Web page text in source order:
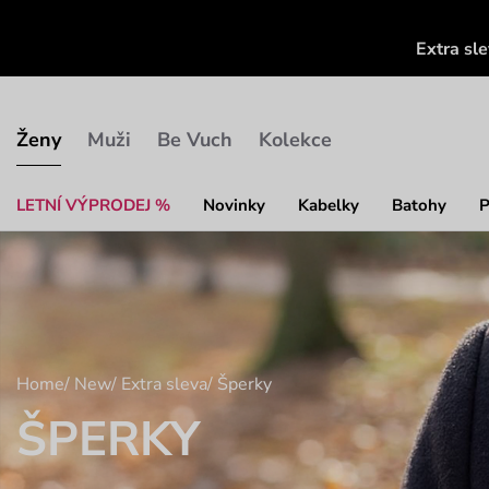
Extra
Ženy
LETNÍ VÝPRODEJ % Novinky Kabelky Batohy
Muži Be Vuch Kolekce
Home/ New/ Extra sleva/ Šperky
ŠPERKY